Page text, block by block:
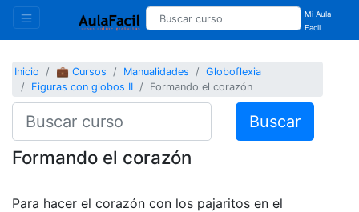
Mi Aula
Facil
Inicio 💼 Cursos Manualidades
Globoflexia
Figuras con globos II
Formando el corazón
Buscar
Formando el corazón
Para hacer el corazón con los pajaritos en el